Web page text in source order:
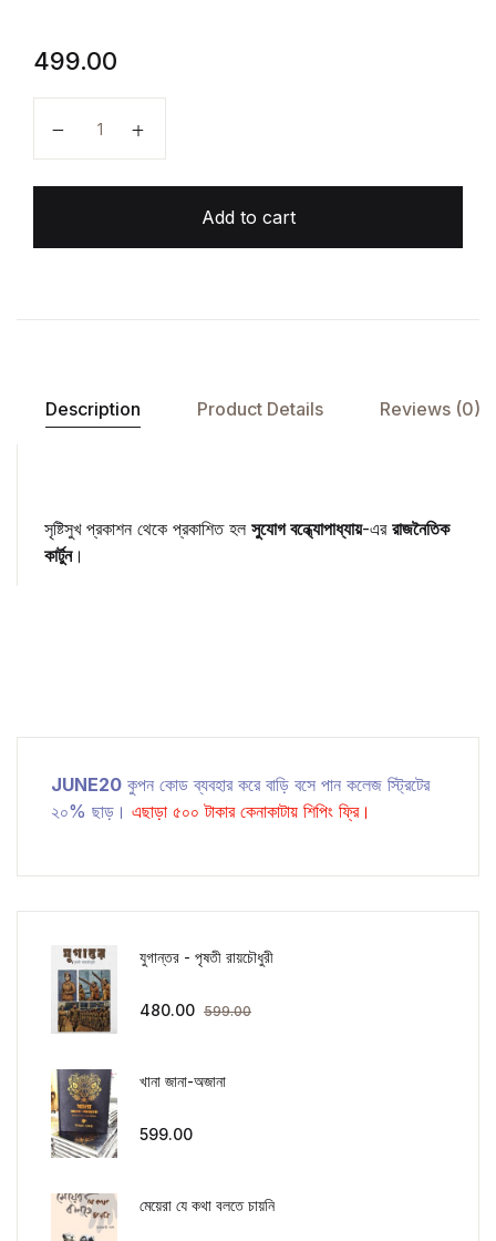
499.00
Add to cart
Description Product Details Reviews (0)
সৃষ্টিসুখ প্রকাশন থেকে প্রকাশিত হল সুযোগ বন্ধ্যোপাধ্যায়-এর রাজনৈতিক
কার্টুন।
JUNE20 কুপন কোড ব্যবহার করে বাড়ি বসে পান কলেজ স্ট্রিটের
২০% ছাড়। এছাড়া ৫০০ টাকার কেনাকাটায় শিপিং ফ্রি।
যুগান্তর - পৃষতী রায়চৌধুরী
480.00 599.00
খানা জানা-অজানা
599.00
মেয়েরা যে কথা বলতে চায়নি